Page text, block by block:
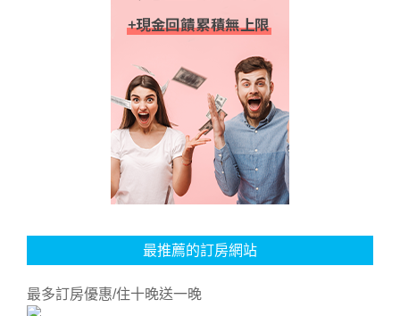
最推薦的訂房網站
最多訂房優惠/住十晚送一晚